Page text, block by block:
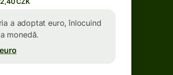
a adoptat euro, înlocuind
monedă.